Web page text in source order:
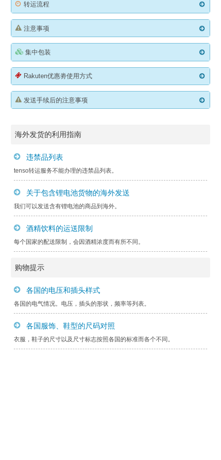
转运流程
注意事项
集中包装
Rakuten优惠劵使用方式
发送手续后的注意事项
海外发货的利用指南
违禁品列表
tenso转运服务不能办理的违禁品列表。
关于包含锂电池货物的海外发送
我们可以发送含有锂电池的商品到海外。
酒精饮料的运送限制
每个国家的配送限制，会因酒精浓度而有所不同。
购物提示
各国的电压和插头样式
各国的电气情况。电压，插头的形状，频率等列表。
各国服饰、鞋型的尺码对照
衣服，鞋子的尺寸以及尺寸标志按照各国的标准而各个不同。